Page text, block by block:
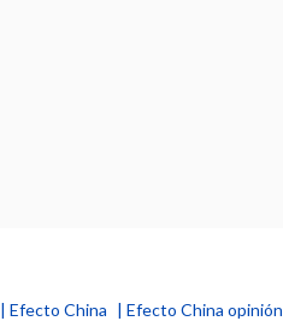
| Efecto China | Efecto China opinión